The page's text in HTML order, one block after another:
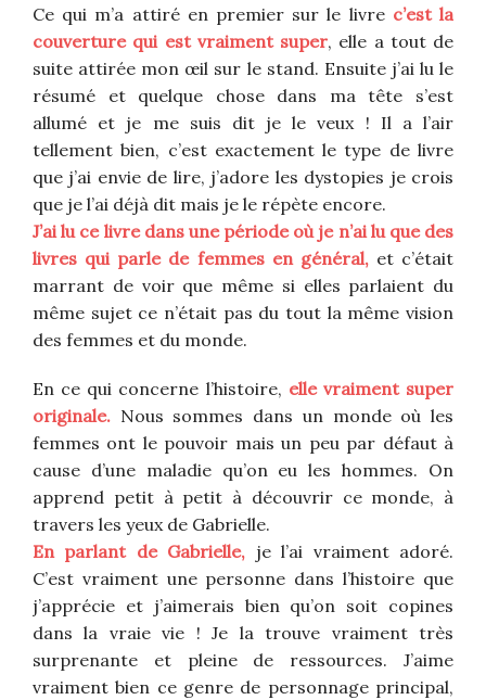
Ce qui m’a attiré en premier sur le livre c’est la
couverture qui est vraiment super, elle a tout de
suite attirée mon œil sur le stand. Ensuite j’ai lu le
résumé et quelque chose dans ma tête s’est
allumé et je me suis dit je le veux ! Il a l’air
tellement bien, c’est exactement le type de livre
que j’ai envie de lire, j’adore les dystopies je crois
que je l’ai déjà dit mais je le répète encore.
J’ai lu ce livre dans une période où je n’ai lu que des
livres qui parle de femmes en général, et c’était
marrant de voir que même si elles parlaient du
même sujet ce n’était pas du tout la même vision
des femmes et du monde.
En ce qui concerne l’histoire, elle vraiment super
originale. Nous sommes dans un monde où les
femmes ont le pouvoir mais un peu par défaut à
cause d’une maladie qu’on eu les hommes. On
apprend petit à petit à découvrir ce monde, à
travers les yeux de Gabrielle.
En parlant de Gabrielle, je l’ai vraiment adoré.
C’est vraiment une personne dans l’histoire que
j’apprécie et j’aimerais bien qu’on soit copines
dans la vraie vie ! Je la trouve vraiment très
surprenante et pleine de ressources. J’aime
vraiment bien ce genre de personnage principal,